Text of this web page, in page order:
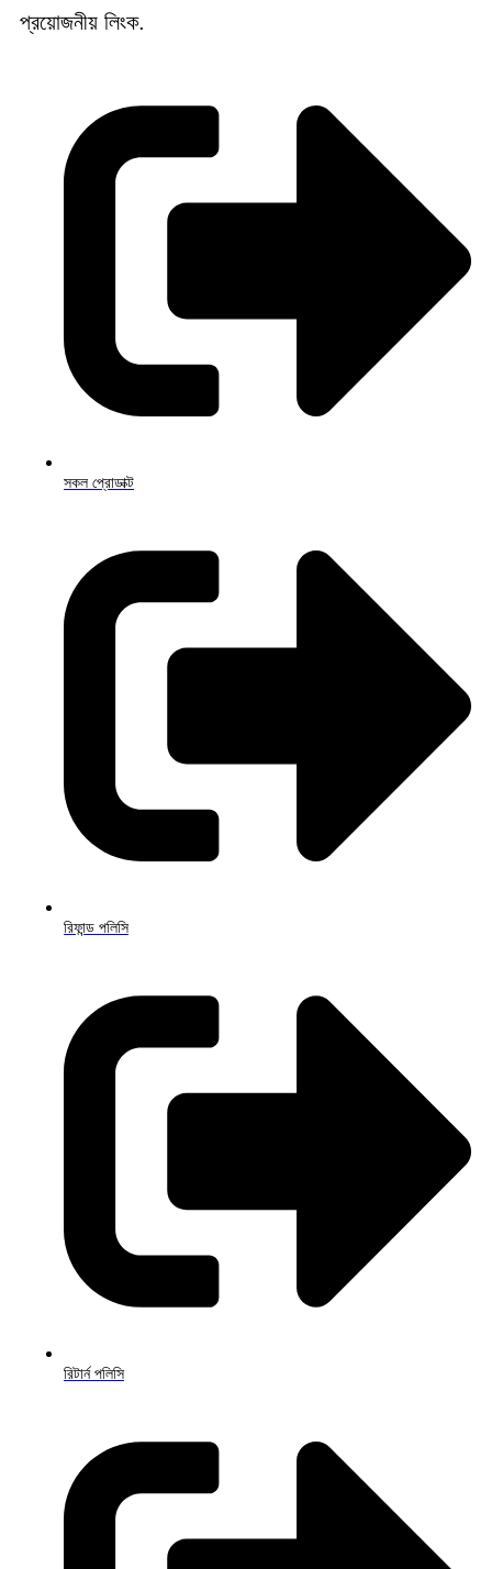
প্রয়োজনীয় লিংক.
সকল প্রোডাক্ট
রিফান্ড পলিসি
রিটার্ন পলিসি